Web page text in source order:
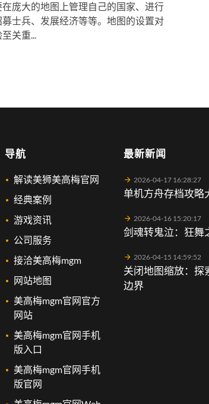
庞大的地图上管理自己的国家、进行
士兵、发展经济等等。地图的设置对
关重...
最新新闻
2026-04-17 16:28:27
单机方舟存档攻略
2026-04-16 15:20:17
剑魂转鬼泣：狂舞
2026-04-15 14:59:52
关闭地图缩放：探
边界
导航
解读美狮美高梅官网
经典案例
游戏资讯
公司服务
接洽美高梅mgm
网站地图
美高梅mgm官网官方
网站
美高梅mgm官网手机
版入口
美高梅mgm官网手机
版官网